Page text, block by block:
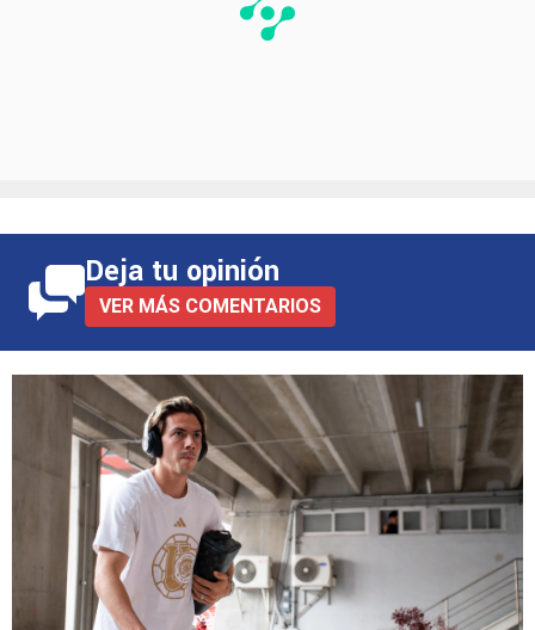
Deja tu opinión
VER MÁS COMENTARIOS